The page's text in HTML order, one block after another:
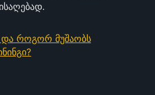
როგორ მუშაობს